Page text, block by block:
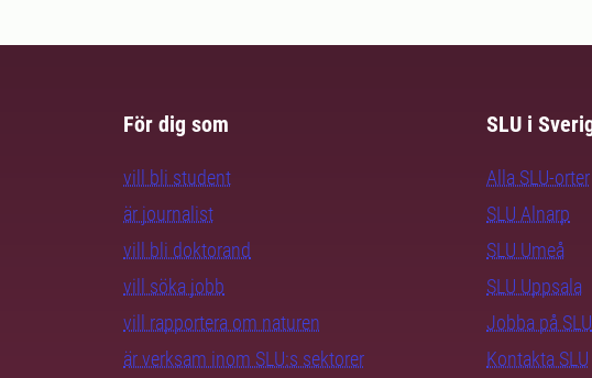
För dig som
vill bli student
är journalist
vill bli doktorand
vill söka jobb
vill rapportera om naturen
är verksam inom SLU:s sektorer
SLU i
Alla SLU-orter
SLU Alnarp
SLU Umeå
SLU Uppsala
Jobba på SLU
Kontakta SLU